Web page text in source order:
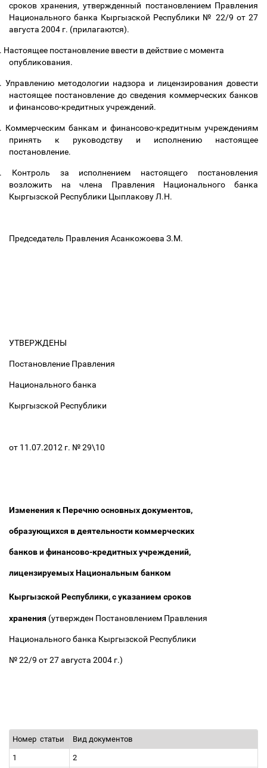
сpоков хpанения, утвержденный постановлением Правления
Национального банка Кыргызской Республики № 22/9 от 27
августа 2004 г. (прилагаются).
Настоящее постановление ввести в действие с момента
опубликования.
Управлению методологии надзора и лицензирования довести
настоящее постановление до сведения коммерческих банков
и финансово-кредитных учреждений.
Коммерческим банкам и финансово-кредитным учреждениям
принять к руководству и исполнению настоящее
постановление.
Контроль за исполнением настоящего постановления
возложить на члена Правления Национального банка
Кыргызской Республики Цыплакову Л.Н.
Председатель Правления Асанкожоева З.М.
УТВЕРЖДЕНЫ
Постановление Правления
Национального банка
Кыргызской Республики
от 11.07.2012 г. № 29\10
Изменения к Перечню основных документов,
обpазующихся в деятельности коммерческих
банков и финансово-кредитных учpеждений,
лицензируемых Национальным банком
Кыргызской Республики,с указанием сpоков
хpанения (утвержден Постановлением Правления
Национального банка Кыргызской Республики
№ 22/9 от 27 августа 2004 г.)
Номер статьи Вид документов
1 2